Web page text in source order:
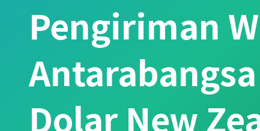
Pengiriman
Dolar New